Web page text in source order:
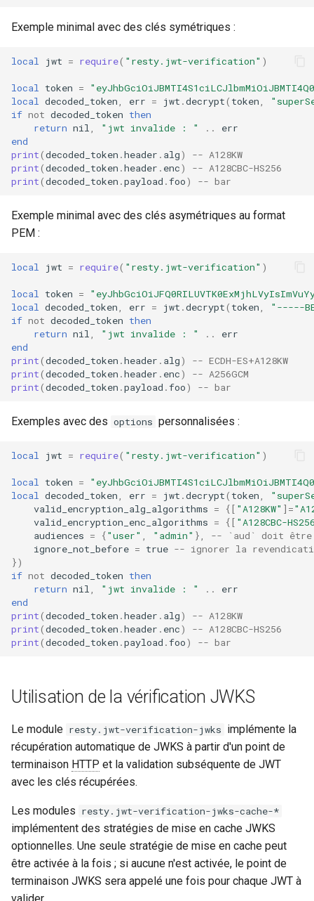
Exemple minimal avec des clés symétriques :
local jwt = require( "resty.jwt-verification" )
local token =
local
decoded_token err = jwt .decrypt( token
if not decoded_token then
return nil "jwt invalide : " ..
err
end
print(decoded_token .header . alg)
-- A128KW
print(decoded_token .header . enc)
-- A128CBC-HS256
print(decoded_token .payload .foo) -- bar
Exemple minimal avec des clés asymétriques au format
PEM :
local jwt = require( "resty.jwt-verification" )
local token =
local
decoded_token err = jwt .decrypt( token
"-----
if not decoded_token then
return nil "jwt invalide : " ..
err
end
print(decoded_token .header . alg)
-- ECDH-ES+A128KW
print(decoded_token .header . enc)
-- A256GCM
print(decoded_token .payload .foo) -- bar
Exemples avec des options personnalisées :
local jwt = require( "resty.jwt-verification" )
local token =
local
decoded_token err = jwt .decrypt( token
valid_encryption_alg_algorithms = {[ "A128KW" ] =
valid_encryption_enc_algorithms = {[ "A128CBC-
audiences = {"user" "admin" },
-- `aud` doit être
ignore_not_before = true -- ignorer la
})
if not decoded_token then
return nil "jwt invalide : " ..
err
end
print(decoded_token .header . alg)
-- A128KW
print(decoded_token .header . enc)
-- A128CBC-HS256
print(decoded_token .payload .foo) -- bar
Utilisation de la vérification JWKS
Le module resty.jwt-verification-jwks implémente la
récupération automatique de JWKS à partir d'un point de
terminaison HTTP et la validation subséquente de JWT
avec les clés récupérées.
Les modules resty.jwt-verification-jwks-cache-*
implémentent des stratégies de mise en cache JWKS
optionnelles. Une seule stratégie de mise en cache peut
être activée à la fois ; si aucune n'est activée, le point de
terminaison JWKS sera appelé une fois pour chaque JWT à